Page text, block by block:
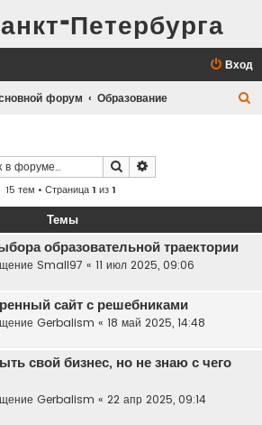
Петербурга
Вход
форум Образование
Поиск
15 тем • Страница1 из1
Темы
образовательной траектории
Small97 « 11 июл 2025, 09:06
сайт с решебниками
Gerbalism « 18 май 2025, 14:48
свой бизнес, но не знаю с чего
Gerbalism « 22 апр 2025, 09:14